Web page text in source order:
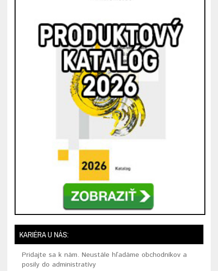
KARIÉRA U NÁS:
Pridajte sa k nám. Neustále hľadáme obchodníkov a
posily do administratívy